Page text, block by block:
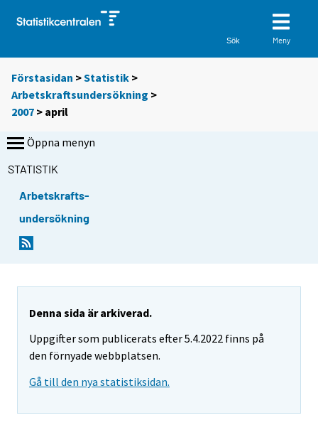
Sök Meny
Förstasidan >Statistik >
Arbetskraftsundersökning >
2007 > april
Öppna menyn
STATISTIK
Arbetskrafts-
undersökning
Denna sida är arkiverad.
Uppgifter som publicerats efter 5.4.2022 finns på
den förnyade webbplatsen.
Gå till den nya statistiksidan.